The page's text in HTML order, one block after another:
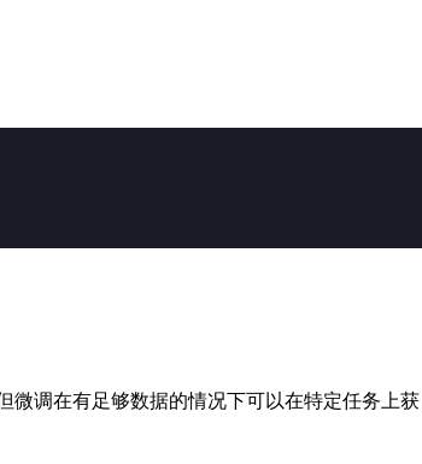
微调在有足够数据的情况下可以在特定任务上获